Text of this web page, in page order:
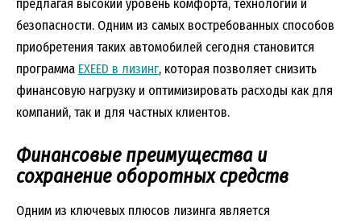
предлагая высокий уровень комфорта, технологий и
безопасности. Одним из самых востребованных способов
приобретения таких автомобилей сегодня становится
программа EXEED в лизинг, которая позволяет снизить
финансовую нагрузку и оптимизировать расходы как для
компаний, так и для частных клиентов.
Финансовые преимущества и
сохранение оборотных средств
Одним из ключевых плюсов лизинга является